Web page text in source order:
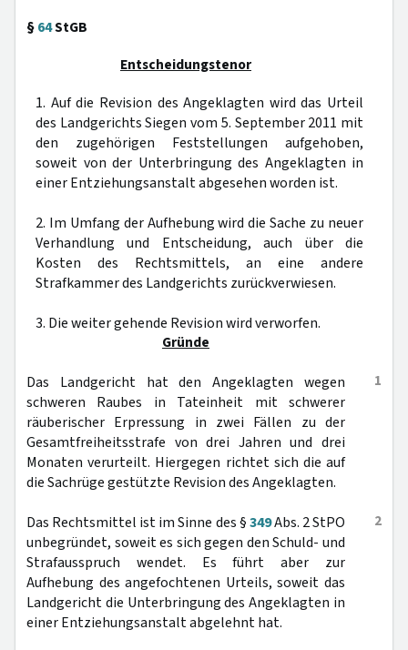
§64StGB
Entscheidungstenor
1. Auf die Revision des Angeklagten wird das Urteil
des Landgerichts Siegen vom 5. September 2011 mit
den zugehörigen Feststellungen aufgehoben,
soweit von der Unterbringung des Angeklagten in
einer Entziehungsanstalt abgesehen worden ist.
2. Im Umfang der Aufhebung wird die Sache zu neuer
Verhandlung und Entscheidung, auch über die
Kosten des Rechtsmittels, an eine andere
Strafkammer des Landgerichts zurückverwiesen.
3. Die weiter gehende Revision wird verworfen.
Gründe
1
Das Landgericht hat den Angeklagten wegen
schweren Raubes in Tateinheit mit schwerer
räuberischer Erpressung in zwei Fällen zu der
Gesamtfreiheitsstrafe von drei Jahren und drei
Monaten verurteilt. Hiergegen richtet sich die auf
die Sachrüge gestützte Revision des Angeklagten.
2
Das Rechtsmittel ist im Sinne des §349Abs. 2 StPO
unbegründet, soweit es sich gegen den Schuld- und
Strafausspruch wendet. Es führt aber zur
Aufhebung des angefochtenen Urteils, soweit das
Landgericht die Unterbringung des Angeklagten in
einer Entziehungsanstalt abgelehnt hat.